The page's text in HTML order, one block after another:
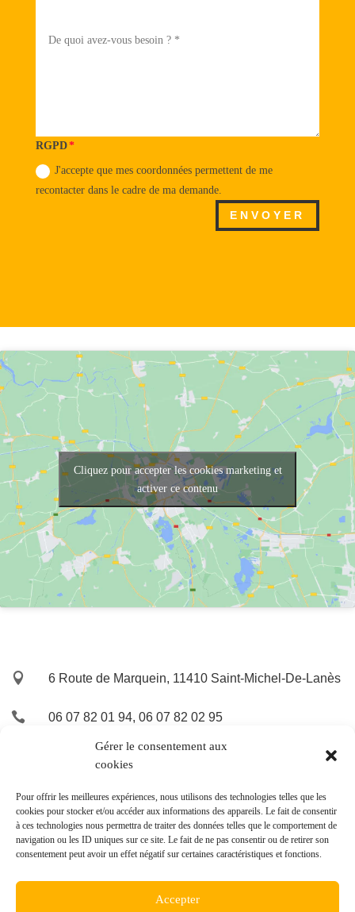
Gérer le consentement aux
cookies
Pour offrir les meilleures expériences, nous utilisons des technologies telles que les
cookies pour stocker et/ou accéder aux informations des appareils. Le fait de consentir
à ces technologies nous permettra de traiter des données telles que le comportement de
navigation ou les ID uniques sur ce site. Le fait de ne pas consentir ou de retirer son
consentement peut avoir un effet négatif sur certaines caractéristiques et fonctions.
Accepter
RGPD
J'accepte que mes coordonnées permettent de me
recontacter dans le cadre de ma demande.
ENVOYER
Cliquez pour accepter les cookies marketing et
activer ce contenu
 6 Route de Marquein, 11410 Saint-Michel-De-Lanès
 06 07 82 01 94, 06 07 82 02 95